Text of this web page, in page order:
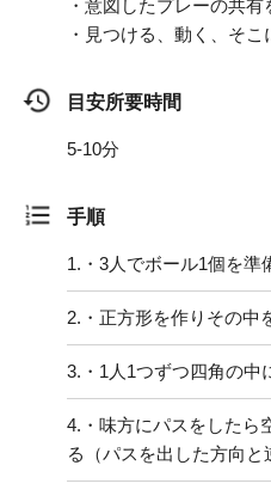
・意図したプレーの共有
・見つける、動く、そ
目安所要時間
5-10分
手順
1. ・3人でボール1個を準
2. ・正方形を作りその中
3. ・1人1つずつ四角の中
4. ・味方にパスをした
る（パスを出した方向と